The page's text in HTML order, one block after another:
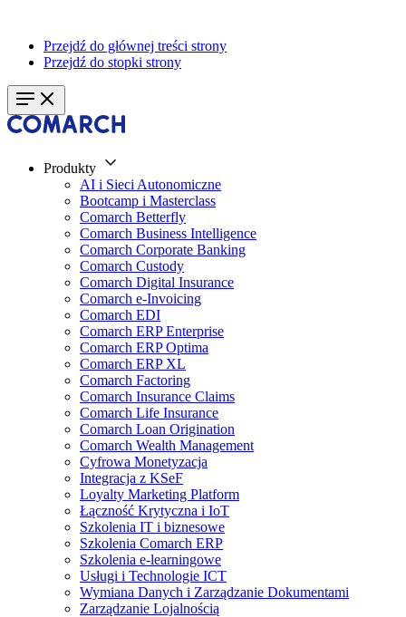
Przejdź do głównej treści strony
Przejdź do stopki strony
Produkty
AI i Sieci Autonomiczne
Bootcamp i Masterclass
Comarch Betterfly
Comarch Business Intelligence
Comarch Corporate Banking
Comarch Custody
Comarch Digital Insurance
Comarch e-Invoicing
Comarch EDI
Comarch ERP Enterprise
Comarch ERP Optima
Comarch ERP XL
Comarch Factoring
Comarch Insurance Claims
Comarch Life Insurance
Comarch Loan Origination
Comarch Wealth Management
Cyfrowa Monetyzacja
Integracja z KSeF
Loyalty Marketing Platform
Łączność Krytyczna i IoT
Szkolenia IT i biznesowe
Szkolenia Comarch ERP
Szkolenia e-learningowe
Usługi i Technologie ICT
Wymiana Danych i Zarządzanie Dokumentami
Zarządzanie Lojalnością